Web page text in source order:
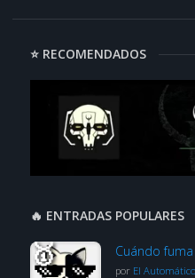
⭐ RECOMENDADOS
🔥 ENTRADAS POPULARES
Cuándo
por El Automático